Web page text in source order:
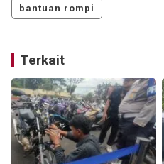
bantuan rompi
Terkait